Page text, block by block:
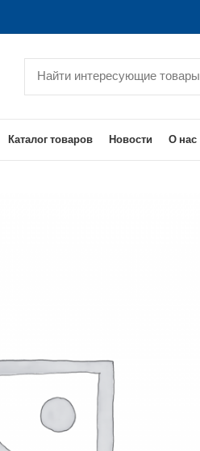
Каталог товаров Новости О нас